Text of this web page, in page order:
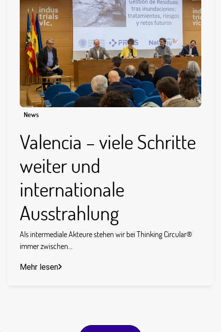
News
Valencia – viele Schritte
weiter und
internationale
Ausstrahlung
Als intermediale Akteure stehen wir bei Thinking Circular®
immer zwischen...
Mehr lesen